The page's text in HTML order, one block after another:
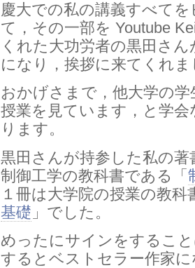
慶大での私の講義すべて
て，その一部を Youtube
くれた大功労者の黒田さ
になり，挨拶に来てくれま
おかげさまで，他大学の
授業を見ています，と学
ります。
黒田さんが持参した私の
制御工学の教科書である「
１冊は大学院の授業の教科
基礎 」でした。
めったにサインをするこ
するとベストセラー作家